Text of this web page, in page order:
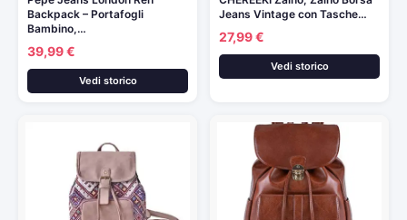
Backpack – Portafogli
Bambino,…
39,99 €
Vedi storico
Jeans Vintage con Tasche…
27,99 €
Vedi storico